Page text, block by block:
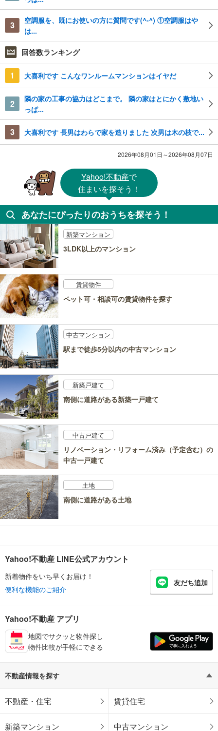
3
空調服を、既にお使いの方に質問です(^-^) ①空調服はや
は...
回答数ランキング
1 大喜利です こんなワンルームマンションはイヤだ
2
隣の家の工事の協力はどこまで。 隣の家はとにかく敷地い
っぱ...
3 大喜利です 長男はわらで家を造りました 次男は木の枝で...
2026年08月01日～2026年08月07日
Yahoo!不動産で
住まいを探そう！
あなたにぴったりのおうちを探そう！
新築マンション
3LDK以上のマンション
賃貸物件
ペット可・相談可の賃貸物件を探す
中古マンション
駅まで徒歩5分以内の中古マンション
新築戸建て
南側に道路がある新築一戸建て
中古戸建て
リノベーション・リフォーム済み（予定含む）の
中古一戸建て
土地
南側に道路がある土地
Yahoo!不動産 LINE公式アカウント
新着物件をいち早くお届け！
便利な機能のご紹介
友だち追加
Yahoo!不動産 アプリ
地図でサクッと物件探し
物件比較が手軽にできる
不動産情報を探す
不動産・住宅 賃貸住宅
新築マンション 中古マンション